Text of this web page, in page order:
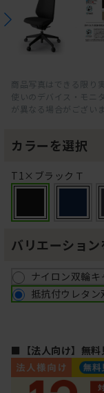
商品写真はできる限り
使いのデバイス・モニ
が異なる場合がございま
カラーを選択
T1×ブラックＴ
バリエーション
ナイロン双輪キ
抵抗付ウレタ
■【法人向け】無料